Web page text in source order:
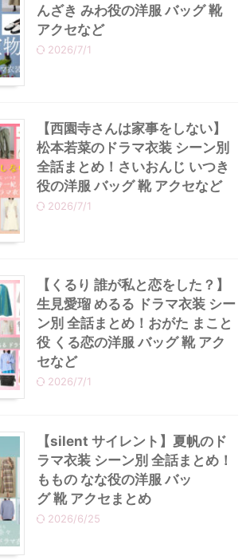
んざき みわ役の洋服 バッグ 靴
アクセなど
2026/7/1
【西園寺さんは家事をしない】
松本若菜のドラマ衣装 シーン別
全話まとめ！さいおんじ いつき
役の洋服 バッグ 靴 アクセなど
2026/7/1
【くるり 誰が私と恋をした？】
生見愛瑠 めるる ドラマ衣装 シー
ン別 全話まとめ！おがた まこと
役 くる恋の洋服 バッグ 靴 アク
セなど
2026/7/1
【silent サイレント】夏帆のド
ラマ衣装 シーン別 全話まとめ！
ももの なな役の洋服 バッ
グ 靴 アクセまとめ
2026/6/25